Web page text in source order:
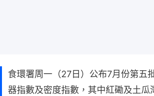
食環署周一（27日）公布7月份第五
器指數及密度指數，其中紅磡及土瓜